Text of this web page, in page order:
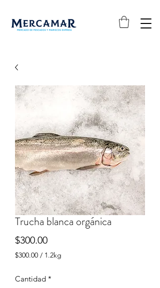
Trucha blanca orgánica
$300.00Precio
$300.00 / 1.2kg
por
1.2
Cantidad *